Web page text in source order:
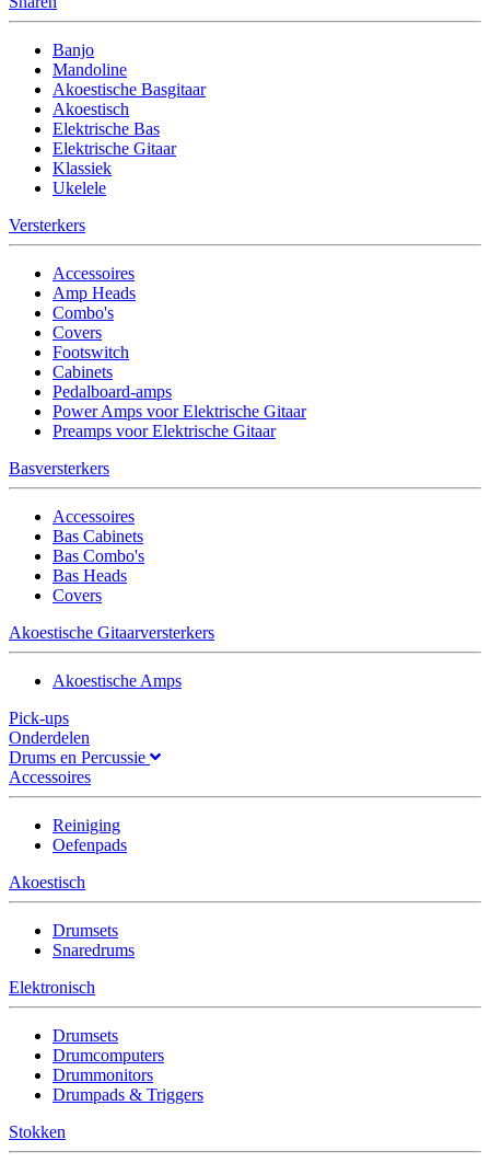
Banjo
Mandoline
Akoestische Basgitaar
Akoestisch
Elektrische Bas
Elektrische Gitaar
Klassiek
Ukelele
Versterkers
Accessoires
Amp Heads
Combo's
Covers
Footswitch
Cabinets
Pedalboard-amps
Power Amps voor Elektrische Gitaar
Preamps voor Elektrische Gitaar
Basversterkers
Accessoires
Bas Cabinets
Bas Combo's
Bas Heads
Covers
Akoestische Gitaarversterkers
Akoestische Amps
Pick-ups
Onderdelen
Drums en Percussie
Accessoires
Reiniging
Oefenpads
Akoestisch
Drumsets
Snaredrums
Elektronisch
Drumsets
Drumcomputers
Drummonitors
Drumpads & Triggers
Stokken